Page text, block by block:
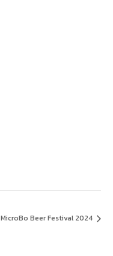
MicroBo Beer Festival 2024